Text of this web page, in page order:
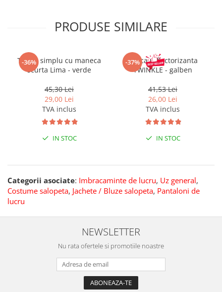
PRODUSE SIMILARE
-36%
Tricou simplu cu maneca
scurta Lima - verde
45,30 Lei
29,00 Lei
TVA inclus
IN STOC
-37%
Sapca reflectorizanta
TWINKLE - galben
41,53 Lei
26,00 Lei
TVA inclus
IN STOC
Categorii asociate: Imbracaminte de lucru, Uz general,
Costume salopeta, Jachete / Bluze salopeta, Pantaloni de
lucru
NEWSLETTER
Nu rata ofertele si promotiile noastre